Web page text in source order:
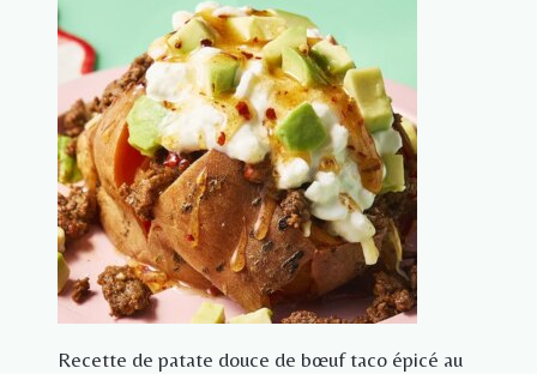
Recette de patate douce de bœuf taco épicé au